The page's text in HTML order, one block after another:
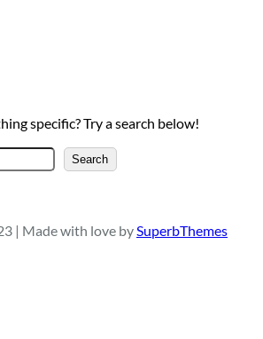
specific? Try a search below!
S
e
c
Search
| Made with love bySuperbThemes